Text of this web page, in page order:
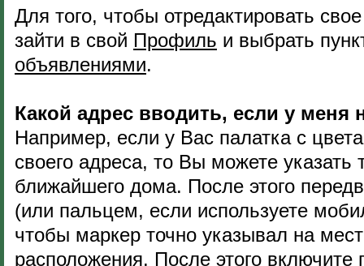
Для того, чтобы отредактировать
зайти в свой Профиль и выбрать
объявлениями.
Какой адрес вводить, если у меня
Например, если у Вас палатка с
своего адреса, то Вы можете указать
ближайшего дома. После этого
(или пальцем, если используете
чтобы маркер точно указывал на
расположения. После этого